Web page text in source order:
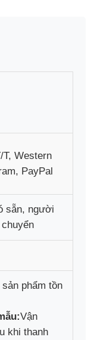
T, Western
PayPal
sẵn, người
phẩm tồn
Vận
khi thanh